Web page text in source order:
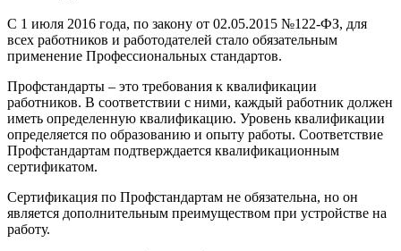
С 1 июля 2016 года, по закону от 02.05.2015 №122-ФЗ, для
всех работников и работодателей стало обязательным
применение Профессиональных стандартов.
Профстандарты – это требования к квалификации
работников. В соответствии с ними, каждый работник должен
иметь определенную квалификацию. Уровень квалификации
определяется по образованию и опыту работы. Соответствие
Профстандартам подтверждается квалификационным
сертификатом.
Сертификация по Профстандартам не обязательна, но он
является дополнительным преимуществом при устройстве на
работу.